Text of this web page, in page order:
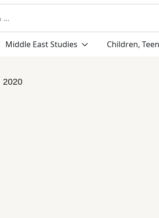
Middle East Studies Children,
2020